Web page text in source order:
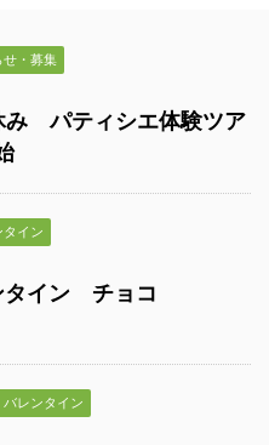
せ・募集
パティシエ体験ツア
タイン
タイン チョコ
バレンタイン